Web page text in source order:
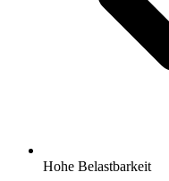
Hohe Belastbarkeit